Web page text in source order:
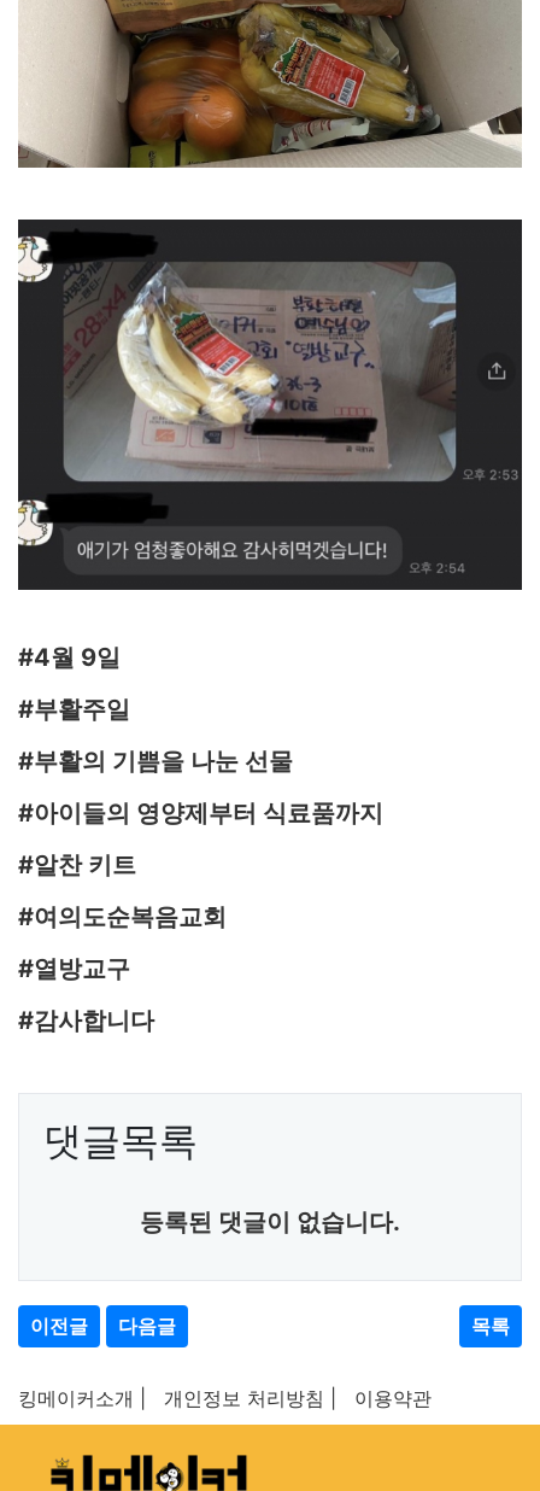
#4월 9일
#부활주일
#부활의 기쁨을 나눈 선물
#아이들의 영양제부터 식료품까지
#알찬 키트
#여의도순복음교회
#열방교구
#감사합니다
댓글목록
등록된 댓글이 없습니다.
이전글 다음글 목록
킹메이커소개 | 개인정보 처리방침 | 이용약관